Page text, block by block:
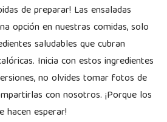
de preparar! Las ensaladas
opción en nuestras comidas, solo
saludables que cubran
Inicia con estos ingredientes
no olvides tomar fotos de
con nosotros. ¡Porque los
hacen esperar!